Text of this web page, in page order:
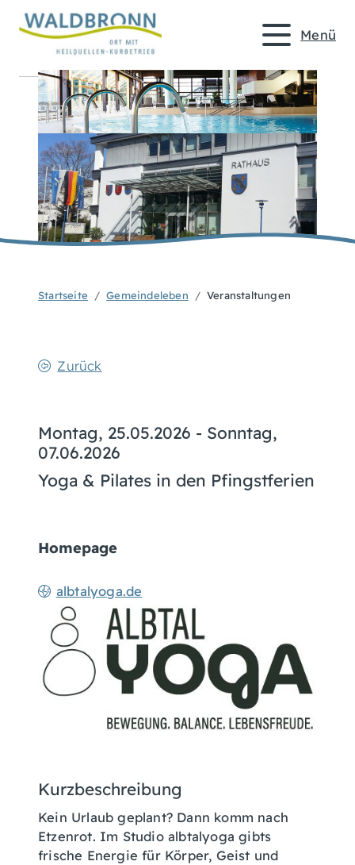
Menü
Startseite Gemeindeleben Veranstaltungen
Zurück
Montag, 25.05.2026 - Sonntag,
07.06.2026
Yoga & Pilates in den Pfingstferien
Homepage
albtalyoga.de
Kurzbeschreibung
Kein Urlaub geplant? Dann komm nach
Etzenrot. Im Studio albtalyoga gibts
frische Energie für Körper, Geist und